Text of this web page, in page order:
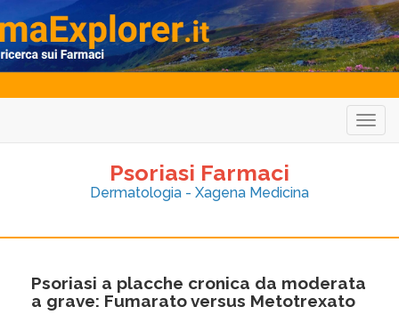
Psoriasi Farmaci
Dermatologia - Xagena Medicina
Psoriasi a placche cronica da moderata
a grave: Fumarato versus Metotrexato